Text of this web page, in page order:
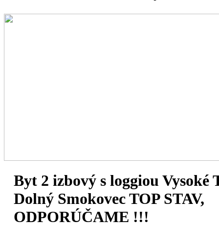
Byt 2 izbový s loggiou Vysoké
Dolný Smokovec TOP STAV,
ODPORÚČAME !!!